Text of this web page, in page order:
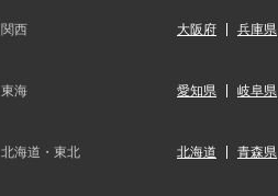
関西 大阪府 兵庫県
東海 愛知県 岐阜県
北海道・東北 北海道 青森県